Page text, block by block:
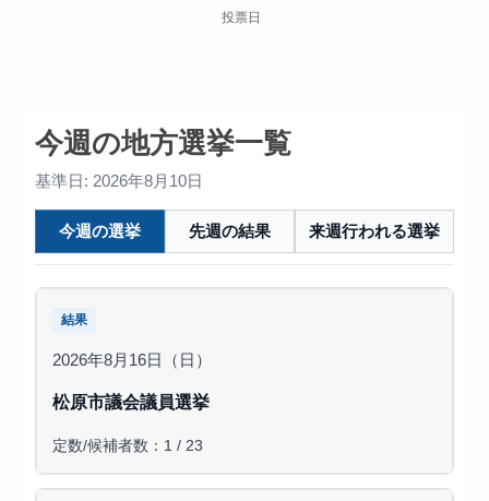
今週の地方選挙一覧
基準日: 2026年8月10日
今週の選挙 先週の結果 来週行われる選挙
結果
2026年8月16日（日）
松原市議会議員選挙
定数/候補者数：1 / 23